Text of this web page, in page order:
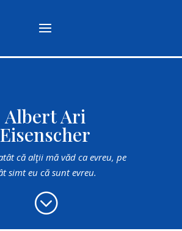
Albert Ari
Eisenscher
că alţii mă văd ca evreu, pe
simt eu că sunt evreu.
;